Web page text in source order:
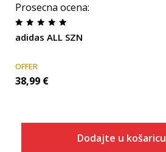
Prosecna ocena:
adidas ALL SZN
OFFER
38,99 €
Dodajte u košaricu